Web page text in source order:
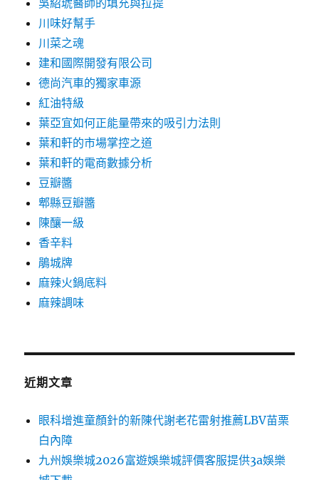
吳紹琥醫師的填充與拉提
川味好幫手
川菜之魂
建和國際開發有限公司
德尚汽車的獨家車源
紅油特級
葉亞宜如何正能量帶來的吸引力法則
葉和軒的市場掌控之道
葉和軒的電商數據分析
豆瓣醬
郫縣豆瓣醬
陳釀一級
香辛料
鵑城牌
麻辣火鍋底料
麻辣調味
近期文章
眼科增進童顏針的新陳代謝老花雷射推薦LBV苗栗
白內障
九州娛樂城2026富遊娛樂城評價客服提供3a娛樂